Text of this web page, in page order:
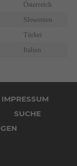
Österreich
Slowenien
Türkei
Italien
IMPRESSUM
SUCHE